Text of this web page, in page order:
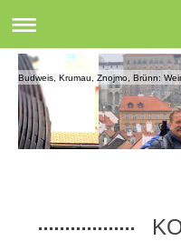
Budweis, Krumau, Znojmo, Brünn: